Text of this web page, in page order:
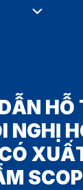
HỖ
NGHỊ